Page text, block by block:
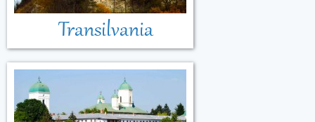
Transilvania